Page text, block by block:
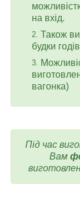
на вхід.
Також
будки
вагонка)
Під час
Вам